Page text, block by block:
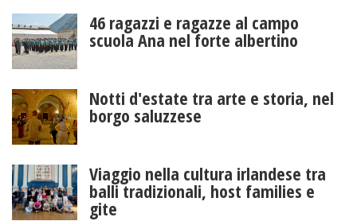
46 ragazzi e ragazze al campo
scuola Ana nel forte albertino
Notti d'estate tra arte e storia, nel
borgo saluzzese
Viaggio nella cultura irlandese tra
balli tradizionali, host families e
gite